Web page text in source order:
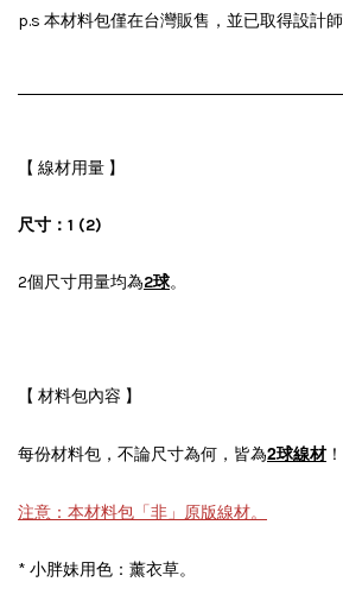
p.s 本材料包僅在台灣販售，並已取得設計師
【 線材用量 】
尺寸：1 (2)
2個尺寸用量均為2球。
【 材料包內容 】
每份材料包，不論尺寸為何，皆為2球線材！
注意：本材料包「非」原版線材。
* 小胖妹用色：薰衣草。